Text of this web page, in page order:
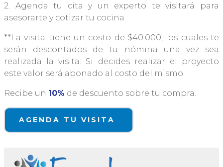
2. Agenda tu cita y un experto te visitará para
asesorarte y cotizar tu cocina.
**La visita tiene un costo de $40.000, los cuales te
serán descontados de tu nómina una vez sea
realizada la visita. Si decides realizar el proyecto
este valor será abonado al costo del mismo.
Recibe un 10% de descuento sobre tu compra.
AGENDA TU VISITA